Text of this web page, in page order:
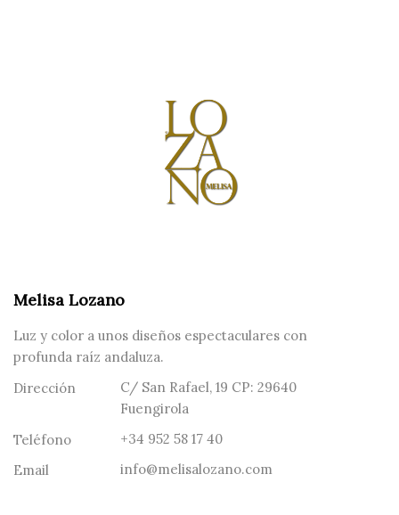
Melisa Lozano
Luz y color a unos diseños espectaculares con
profunda raíz andaluza.
Dirección
C/ San Rafael, 19 CP: 29640
Fuengirola
Teléfono
+34 952 58 17 40
Email
info@melisalozano.com